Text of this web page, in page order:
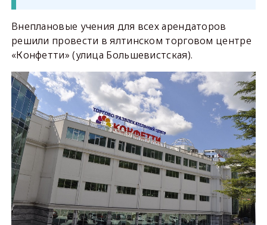
Внеплановые учения для всех арендаторов
решили провести в ялтинском торговом центре
«Конфетти» (улица Большевистская).